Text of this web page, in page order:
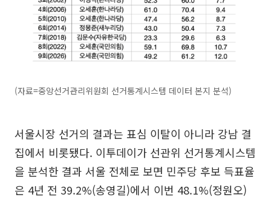
(자료=중앙선거관리위원회 선거통계시스템 데이터 본지 분석)
서울시장 선거의 결과는 표심 이탈이 아니라 강남 결
집에서 비롯됐다. 이투데이가 선관위 선거통계시스템
을 분석한 결과 서울 전체로 보면 민주당 후보 득표율
은 4년 전 39.2%(송영길)에서 이번 48.1%(정원오)